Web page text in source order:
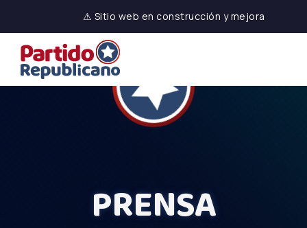
⚠ Sitio web en construcción y mejora
PRENSA